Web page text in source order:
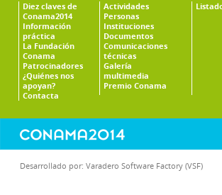
Diez claves de
Conama2014
Información
práctica
La Fundación
Conama
Patrocinadores
¿Quiénes nos
apoyan?
Contacta
Actividades
Personas
Instituciones
Documentos
Comunicaciones
técnicas
Galería
multimedia
Premio Conama
Desarrollado por: Varadero Software Factory (VSF)